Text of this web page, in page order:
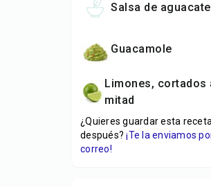
Salsa de aguacate
Guacamole
limones, cortados a la
mitad
¿Quieres guardar esta
después? ¡Te la enviamos
correo!